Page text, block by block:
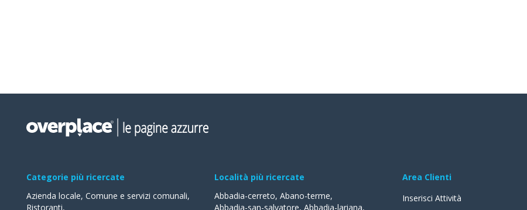
Categorie più ricercate
Azienda locale, Comune e servizi comunali,
Ristoranti,
Località più ricercate
Abbadia-cerreto, Abano-terme,
Abbadia-san-salvatore, Abbadia-lariana,
Area Clienti
Inserisci Attività